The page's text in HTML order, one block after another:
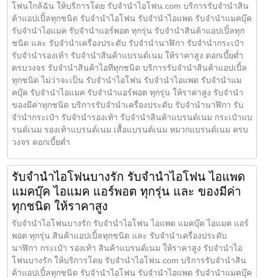
โฟนใกล้ฉัน ให้บริการโดย รับจํานําไอโฟน.com บริการรับจำนำสิน
ค้าแอปเปิ้ลทุกชนิด รับจำนำไอโฟน รับจำนำไอแพด รับจำนำแมคบุ๊ค
รับจำนำไอแมค รับจำนำแอร์พอต ทุกรุ่น รับจำนำสินค้าแอปเปิ้ลทุก
ชนิด และ รับจำนำเครื่องประดับ รับจำนำนาฬิกา รับจำนำกระเป๋า
รับจำนำรองเท้า รับจำนำสินค้าแบรนด์เนม ให้ราคาสูง ดอกเบี้ยต่ำ
ครบวงจร รับจำนำสินค้าไอทีทุกชนิด บริการรับจำนำสินค้าแอปเปิ้ล
ทุกชนิด ไม่ว่าจะเป็น รับจำนำไอโฟน รับจำนำไอแพด รับจำนำแม
คบุ๊ค รับจำนำไอแมค รับจำนำแอร์พอต ทุกรุ่น ให้ราคาสูง รับจำนำ
ของมีค่าทุกชนิด บริการรับจำนำเครื่องประดับ รับจำนำนาฬิกา รับ
จำนำกระเป๋า รับจำนำรองเท้า รับจำนำสินค้าแบรนด์เนม กระเป๋าแบ
รนด์เนม รองเท้าแบรนด์เนม เสื้อแบรนด์เนม หมวกแบรนด์เนม ครบ
วงจร ดอกเบี้ยต่ำ
รับจำนำไอโฟนบางรัก รับจำนำไอโฟน ไอแพด
แมคบุ๊ค ไอแมค แอร์พอต ทุกรุ่น และ ของมีค่า
ทุกชนิด ให้ราคาสูง
รับจำนำไอโฟนบางรัก รับจำนำไอโฟน ไอแพด แมคบุ๊ค ไอแมค แอร์
พอต ทุกรุ่น สินค้าแอปเปิ้ลทุกชนิด และ รับจำนำเครื่องประดับ
นาฬิกา กระเป๋า รองเท้า สินค้าแบรนด์เนม ให้ราคาสูง รับจำนำไอ
โฟนบางรัก ให้บริการโดย รับจํานําไอโฟน.com บริการรับจำนำสิน
ค้าแอปเปิ้ลทุกชนิด รับจำนำไอโฟน รับจำนำไอแพด รับจำนำแมคบุ๊ค